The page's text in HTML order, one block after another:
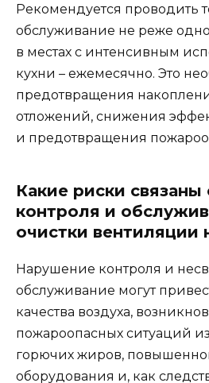
Рекомендуется проводить
обслуживание не реже
в местах с интенсивным
кухни – ежемесячно. Это
предотвращения
отложений, снижения
и предотвращения
Какие риски
контроля и
очистки вентиляции
Нарушение контроля и
обслуживание могут
качества воздуха,
пожароопасных ситуаций
горючих жиров,
оборудования и, как